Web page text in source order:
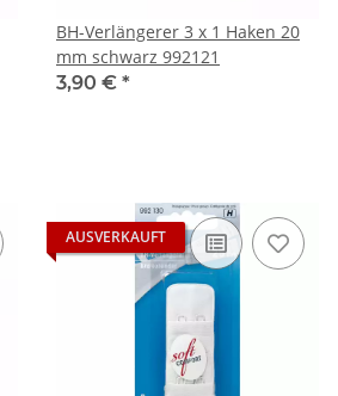
BH-Verlängerer 3 x 1 Haken 20
mm schwarz 992121
3,90 € *
AUSVERKAUFT